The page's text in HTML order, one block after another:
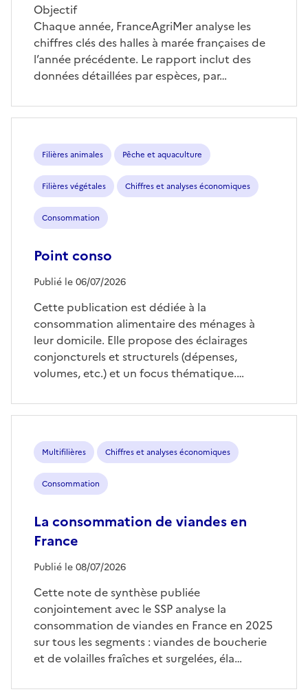
Objectif
Chaque année, FranceAgriMer analyse les
chiffres clés des halles à marée françaises de
l’année précédente. Le rapport inclut des
données détaillées par espèces, par…
Filières animales Pêche et aquaculture
Filières végétales Chiffres et analyses économiques
Consommation
Point conso
Publié le 06/07/2026
Cette publication est dédiée à la
consommation alimentaire des ménages à
leur domicile. Elle propose des éclairages
conjoncturels et structurels (dépenses,
volumes, etc.) et un focus thématique.…
Multifilières Chiffres et analyses économiques
Consommation
La consommation de viandes en
France
Publié le 08/07/2026
Cette note de synthèse publiée
conjointement avec le SSP analyse la
consommation de viandes en France en 2025
sur tous les segments : viandes de boucherie
et de volailles fraîches et surgelées, éla…